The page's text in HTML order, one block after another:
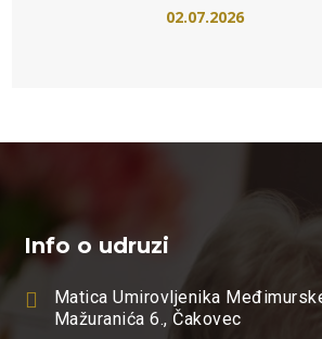
02.07.2026
Info o udruzi

Matica Umirovljenika
Mažuranića 6., Čakovec